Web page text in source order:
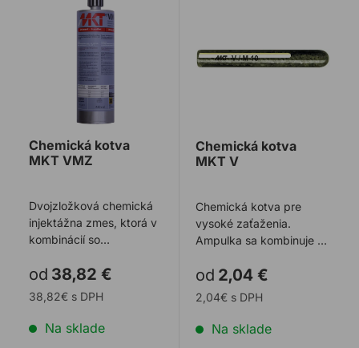
Chemická kotva
MKT VMZ
Dvojzložková chemická
injektážna zmes, ktorá v
kombinácií so
dosahuje najvyšši ...
od 38,82 €
38,82€ s DPH
Na sklade
Chemická kotva
MKT V
Chemická kotva pre
vysoké zaťaženia.
Ampulka sa kombinuje s
od 2,04 €
2,04€ s DPH
Na sklade